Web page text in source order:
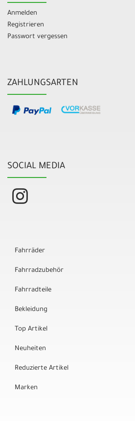
Anmelden
Registrieren
Passwort vergessen
ZAHLUNGSARTEN
SOCIAL MEDIA
Fahrräder
Fahrradzubehör
Fahrradteile
Bekleidung
Top Artikel
Neuheiten
Reduzierte Artikel
Marken